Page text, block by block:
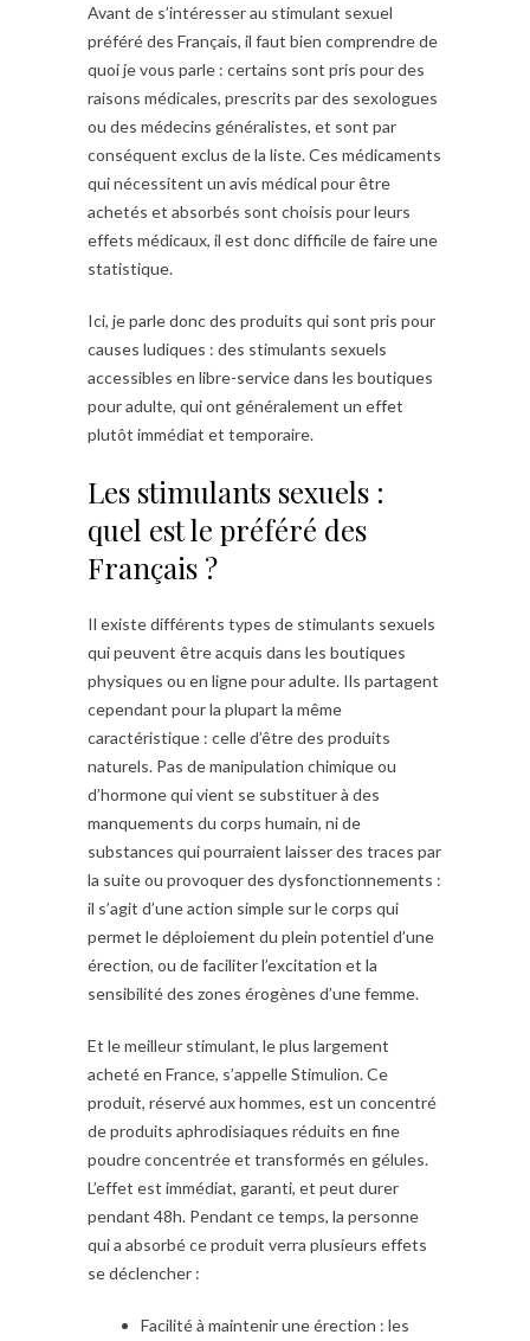
Avant de s’intéresser au stimulant sexuel
préféré des Français, il faut bien comprendre de
quoi je vous parle : certains sont pris pour des
raisons médicales, prescrits par des sexologues
ou des médecins généralistes, et sont par
conséquent exclus de la liste. Ces médicaments
qui nécessitent un avis médical pour être
achetés et absorbés sont choisis pour leurs
effets médicaux, il est donc difficile de faire une
statistique.
Ici, je parle donc des produits qui sont pris pour
causes ludiques : des stimulants sexuels
accessibles en libre-service dans les boutiques
pour adulte, qui ont généralement un effet
plutôt immédiat et temporaire.
Les stimulants sexuels :
quel est le préféré des
Français ?
Il existe différents types de stimulants sexuels
qui peuvent être acquis dans les boutiques
physiques ou en ligne pour adulte. Ils partagent
cependant pour la plupart la même
caractéristique : celle d’être des produits
naturels. Pas de manipulation chimique ou
d’hormone qui vient se substituer à des
manquements du corps humain, ni de
substances qui pourraient laisser des traces par
la suite ou provoquer des dysfonctionnements :
il s’agit d’une action simple sur le corps qui
permet le déploiement du plein potentiel d’une
érection, ou de faciliter l’excitation et la
sensibilité des zones érogènes d’une femme.
Et le meilleur stimulant, le plus largement
acheté en France, s’appelle Stimulion. Ce
produit, réservé aux hommes, est un concentré
de produits aphrodisiaques réduits en fine
poudre concentrée et transformés en gélules.
L’effet est immédiat, garanti, et peut durer
pendant 48h. Pendant ce temps, la personne
qui a absorbé ce produit verra plusieurs effets
se déclencher :
Facilité à maintenir une érection : les